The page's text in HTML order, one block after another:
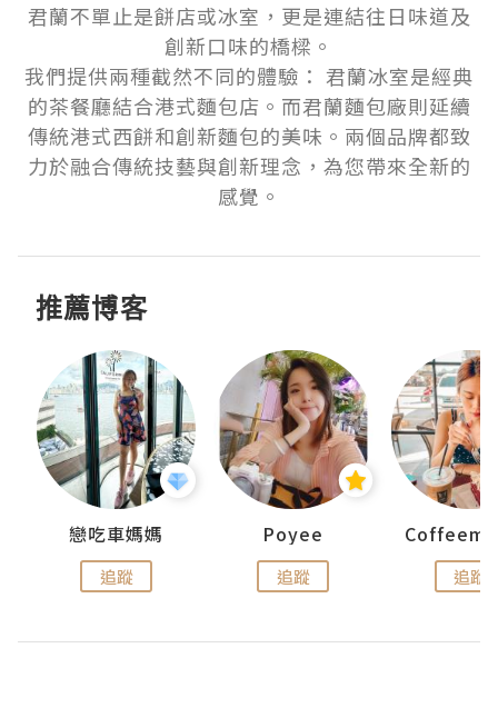
君蘭不單止是餅店或冰室，更是連結往日味道及
創新口味的橋樑。
我們提供兩種截然不同的體驗： 君蘭冰室是經典
的茶餐廳結合港式麵包店。而君蘭麵包廠則延續
傳統港式西餅和創新麵包的美味。兩個品牌都致
力於融合傳統技藝與創新理念，為您帶來全新的
感覺。
推薦博客
戀吃車媽媽
追蹤
Poyee
追蹤 追蹤